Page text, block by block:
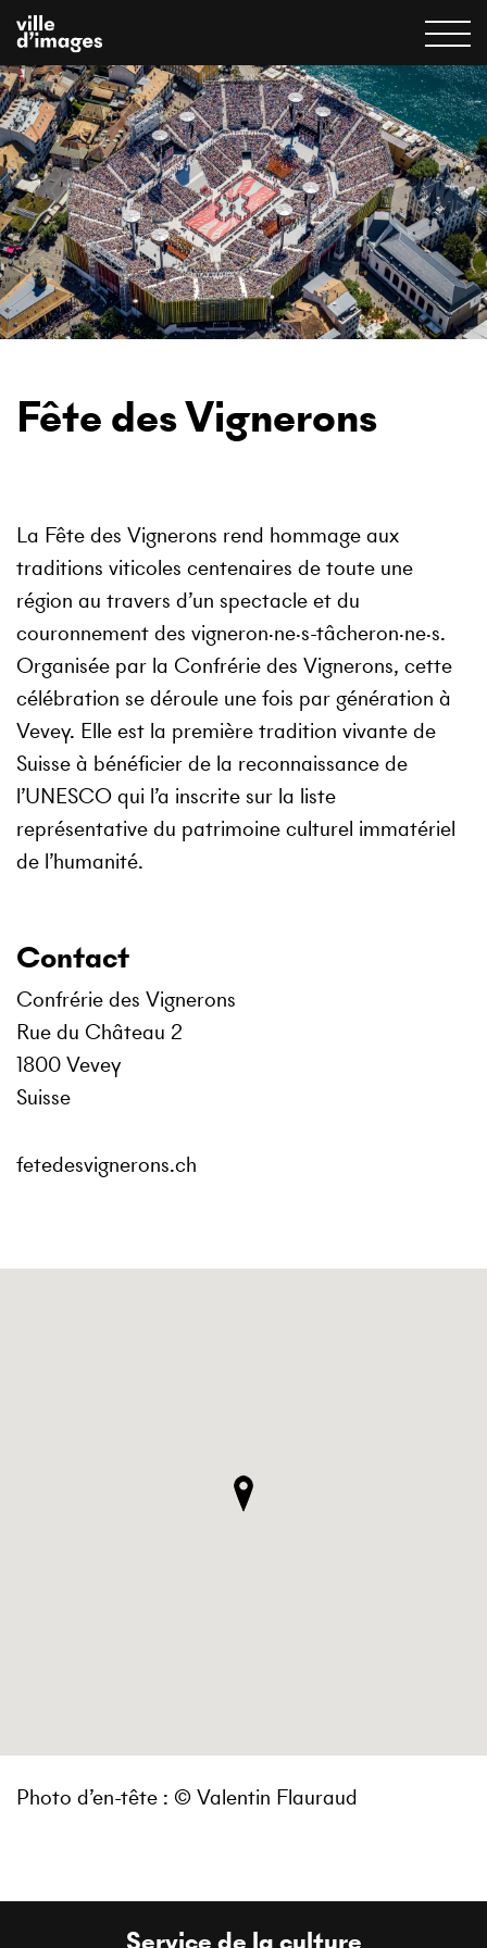
Fête des Vignerons
La Fête des Vignerons rend hommage aux
traditions viticoles centenaires de toute une
région au travers d’un spectacle et du
couronnement des vigneron·ne·s-tâcheron·ne·s.
Organisée par la Confrérie des Vignerons, cette
célébration se déroule une fois par génération à
Vevey. Elle est la première tradition vivante de
Suisse à bénéficier de la reconnaissance de
l’UNESCO qui l’a inscrite sur la liste
représentative du patrimoine culturel immatériel
de l’humanité.
Contact
Confrérie des Vignerons
Rue du Château 2
1800 Vevey
Suisse
fetedesvignerons.ch
Photo d’en-tête : © Valentin Flauraud